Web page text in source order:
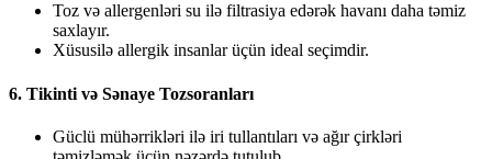
Toz və allergenləri su ilə filtrasiya edərək havanı daha təmiz
saxlayır.
Xüsusilə allergik insanlar üçün ideal seçimdir.
6. Tikinti və Sənaye Tozsoranları
Güclü mühərrikləri ilə iri tullantıları və ağır çirkləri